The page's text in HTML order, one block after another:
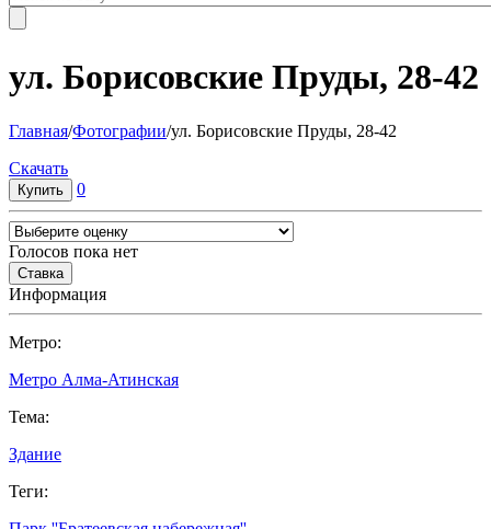
ул. Борисовские Пруды, 28-42
Главная/Фотографии/ул. Борисовские Пруды, 28-42
Cкачать
0
Голосов пока нет
Информация
Метро:
Метро Алма-Атинская
Тема:
Здание
Теги: